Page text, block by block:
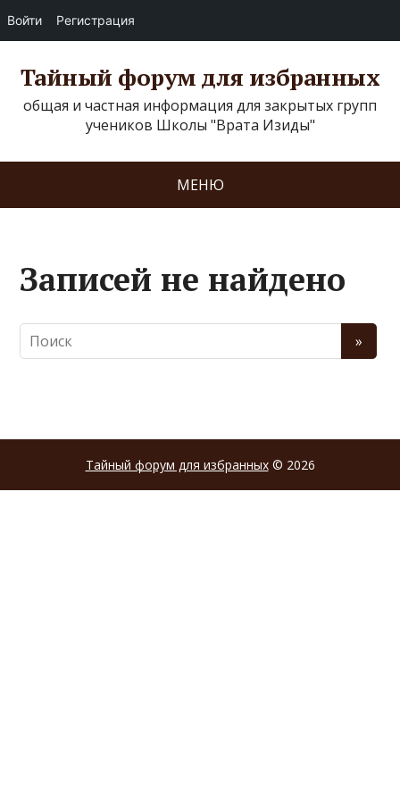
Войти Регистрация
Тайный форум для избранных
общая и частная информация для закрытых групп
учеников Школы "Врата Изиды"
МЕНЮ
Записей не найдено
Тайный форум для избранных© 2026